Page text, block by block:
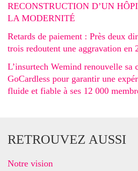
RECONSTRUCTION D’UN
LA MODERNITÉ
Retards de paiement : Près deux
trois redoutent une aggravation en
L’insurtech Wemind renouvelle sa
GoCardless pour garantir une
fluide et fiable à ses 12 000
RETROUVEZ AUSSI
Notre vision